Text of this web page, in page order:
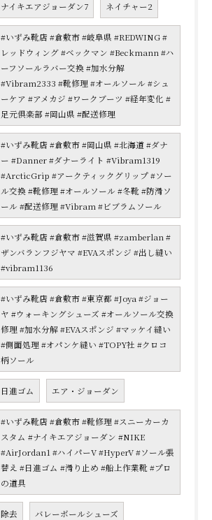
ナイキエアジョーダン7 ネイチャー2
#いずみ靴店 #倉敷市 #岐阜県 #REDWING #
レッドウィング #ベックマン #Beckmann #ハ
ーフソールラバー交換 #加水分解
#Vibram2333 #靴修理 #オールソール #シュ
ーケア #アメカジ #ワークブーツ #経年変化 #
足元倶楽部 #岡山県 #配送修理
#いずみ靴店 #倉敷市 #岡山県 #北海道 #ダナ
ー #Danner #ダナーライト #Vibram1319
#ArcticGrip #アークティックグリップ #ソー
ル交換 #靴修理 #オールソール #冬靴 #防滑ソ
ール #配送修理 #Vibram #ビブラムソール
#いずみ靴店 #倉敷市 #滋賀県 #zamberlan #
ザンバランフジヤマ #EVAスポンジ #出し縫い
#vibram1136
#いずみ靴店 #倉敷市 #東京都 #Joya #ジョー
ヤ #ウォーキングシューズ #オールソール交換
修理 #加水分解 #EVAスポンジ #マッケイ縫い
#側面処理 #オパンケ縫い #TOPY社 #クロコ
柄ソール
日進ゴム エア・ジョーダン
#いずみ靴店 #倉敷市 #靴修理 #スニーカーカ
スタム #ナイキエアジョーダン #NIKE
#AirJordan1 #ハイパーV #HyperV #ソール張
替え #日進ゴム #滑り止め #船上作業靴 #プロ
の道具
除去 バレーボールシューズ